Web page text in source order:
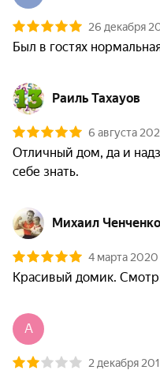
26 декабря
Был в гостях
Раиль Тахауов
6 августа
Отличный дом, да и
себе знать.
Михаил Ченченко
4 марта 2020
Красивый домик.
A
2 декабря